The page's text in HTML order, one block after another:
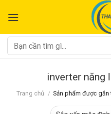
đến
dung
Tìm
kiếm:
inverter năng
Trang chủ / Sản phẩm được gắn